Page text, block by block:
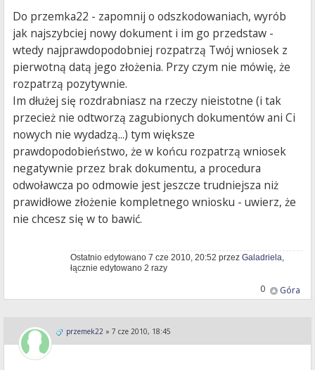
Do przemka22 - zapomnij o odszkodowaniach, wyrób
jak najszybciej nowy dokument i im go przedstaw -
wtedy najprawdopodobniej rozpatrzą Twój wniosek z
pierwotną datą jego złożenia. Przy czym nie mówię, że
rozpatrzą pozytywnie.
Im dłużej się rozdrabniasz na rzeczy nieistotne (i tak
przecież nie odtworzą zagubionych dokumentów ani Ci
nowych nie wydadzą...) tym większe
prawdopodobieństwo, że w końcu rozpatrzą wniosek
negatywnie przez brak dokumentu, a procedura
odwoławcza po odmowie jest jeszcze trudniejsza niż
prawidłowe złożenie kompletnego wniosku - uwierz, że
nie chcesz się w to bawić.
Ostatnio edytowano 7 cze 2010, 20:52 przezGaladriela,
łącznie edytowano 2 razy
Góra
0
przemek22 » 7 cze 2010, 18:45